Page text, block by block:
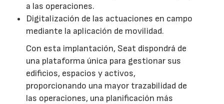
a las operaciones.
Digitalización de las actuaciones en campo
mediante la aplicación de movilidad.
Con esta implantación, Seat dispondrá de
una plataforma única para gestionar sus
edificios, espacios y activos,
proporcionando una mayor trazabilidad de
las operaciones, una planificación más